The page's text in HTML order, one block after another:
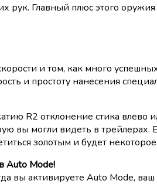
Главный плюс этого оружия
и том, как много
и простоту нанесения
R2 отклонение стика влево
могли видеть в трейлерах.
золотым и будет
Auto Mode!
активируете Auto Mode, ваш